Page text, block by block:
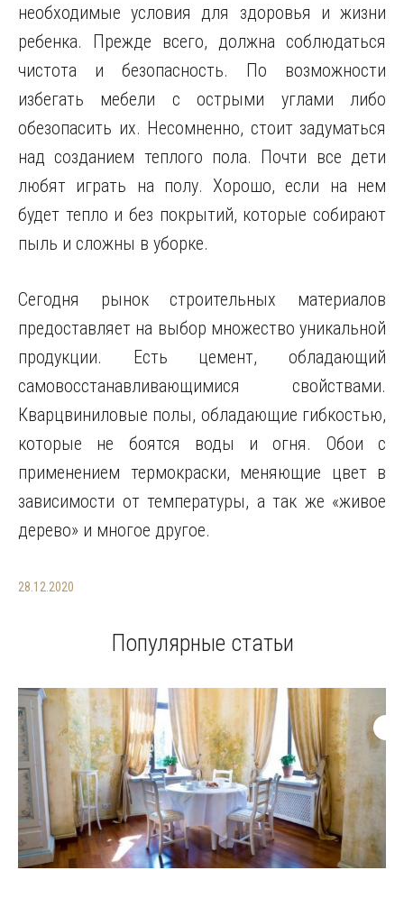
необходимые условия для здоровья и жизни
ребенка. Прежде всего, должна соблюдаться
чистота и безопасность. По возможности
избегать мебели с острыми углами либо
обезопасить их. Несомненно, стоит задуматься
над созданием теплого пола. Почти все дети
любят играть на полу. Хорошо, если на нем
будет тепло и без покрытий, которые собирают
пыль и сложны в уборке.
Сегодня рынок строительных материалов
предоставляет на выбор множество уникальной
продукции. Есть цемент, обладающий
самовосстанавливающимися свойствами.
Кварцвиниловые полы, обладающие гибкостью,
которые не боятся воды и огня. Обои с
применением термокраски, меняющие цвет в
зависимости от температуры, а так же «живое
дерево» и многое другое.
28.12.2020
Популярные статьи